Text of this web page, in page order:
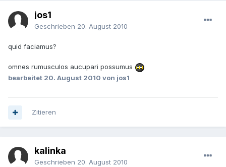
jos1
Geschrieben 20. August 2010
quid faciamus?
omnes rumusculos aucupari possumus
bearbeitet 20. August 2010 von jos1
Zitieren
kalinka
Geschrieben 20. August 2010